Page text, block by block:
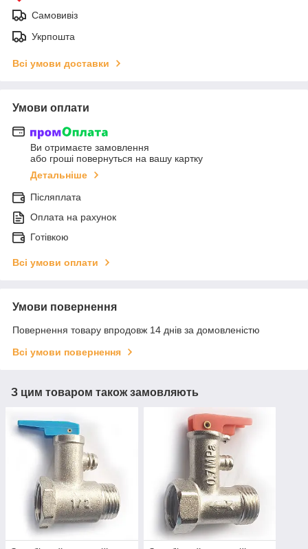
Самовивіз
Укрпошта
Всі умови доставки
Умови оплати
Ви отримаєте замовлення
або гроші повернуться на вашу картку
Детальніше
Післяплата
Оплата на рахунок
Готівкою
Всі умови оплати
Умови повернення
Повернення товару впродовж 14 днів за домовленістю
Всі умови повернення
З цим товаром також замовляють